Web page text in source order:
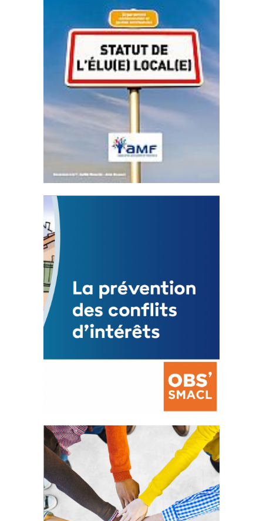
Statut de l’élu local
3 avril 2024
Mise à jour avril 2024
FEUILLETER
La prévention des conflits
d’intérêts
18 septembre 2023
FEUILLETER